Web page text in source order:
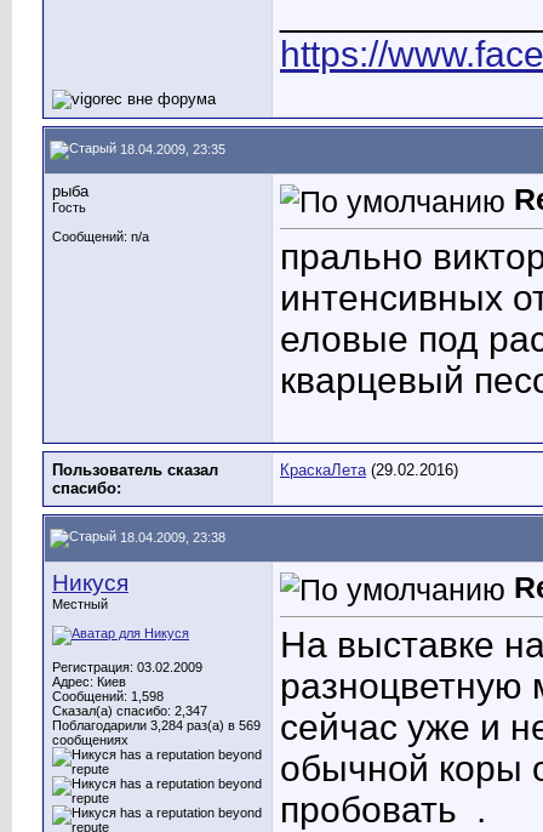
https://
18.04.2009, 23:35
рыба
Гость
Сообщений: n/a
прально
интенсивных
еловые под
кварцевый
Пользователь сказал
cпасибо:
КраскаЛета(29.02.2016)
18.04.2009, 23:38
Никуся
Местный
Регистрация: 03.02.2009
Адрес: Киев
Сообщений: 1,598
Сказал(а) спасибо: 2,347
Поблагодарили 3,284 раз(а) в 569
сообщениях
На выставке
разноцветную
сейчас уже и
обычной коры
пробовать .